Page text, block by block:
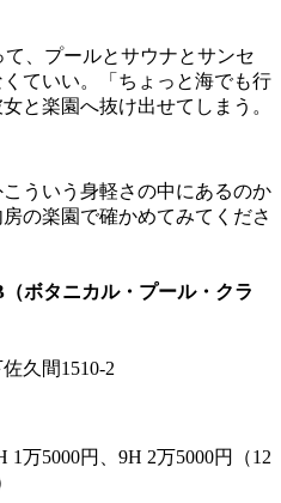
、プールとサウナとサンセ
ていい。「ちょっと海でも行
と楽園へ抜け出せてしまう。
ういう身軽さの中にあるのか
の楽園で確かめてみてくださ
ボタニカル・プール・クラ
久間1510-2
万5000円、9H 2万5000円（12